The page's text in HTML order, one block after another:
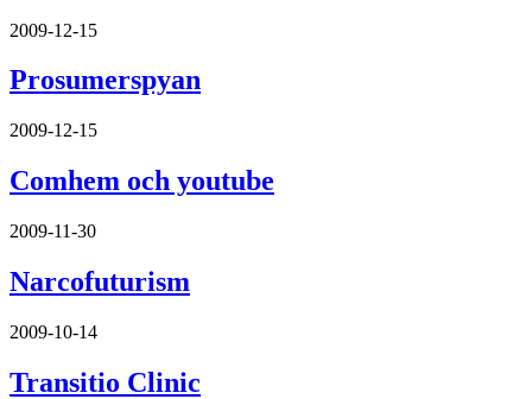
2009-12-15
Prosumerspyan
2009-12-15
Comhem och youtube
2009-11-30
Narcofuturism
2009-10-14
Transitio Clinic